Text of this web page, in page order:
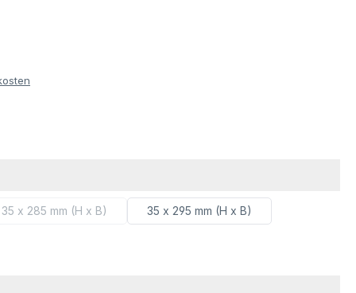
35 x 285 mm (H x B)
(Diese Option ist zurzeit nicht verfügbar.)
35 x 295 mm (H x B)